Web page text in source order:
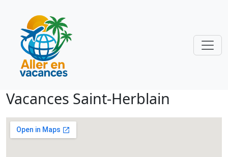
Vacances Saint-Herblain